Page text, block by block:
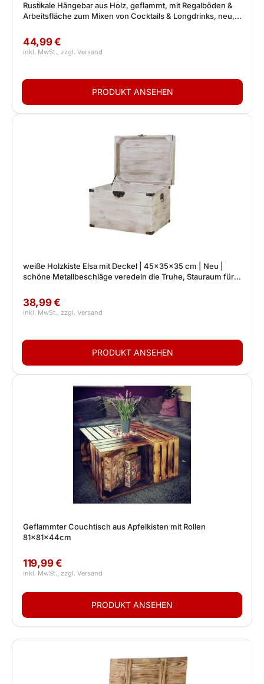
Rustikale Hängebar aus Holz, geflammt, mit Regalböden &
Arbeitsfläche zum Mixen von Cocktails & Longdrinks, neu,
44,99 €
weiße Holzkiste Elsa mit Deckel | 45x35x35 cm | Neu |
schöne Metallbeschläge veredeln die Truhe, Stauraum für
38,99 €
Geflammter Couchtisch aus Apfelkisten mit Rollen
81x81x44cm
119,99 €